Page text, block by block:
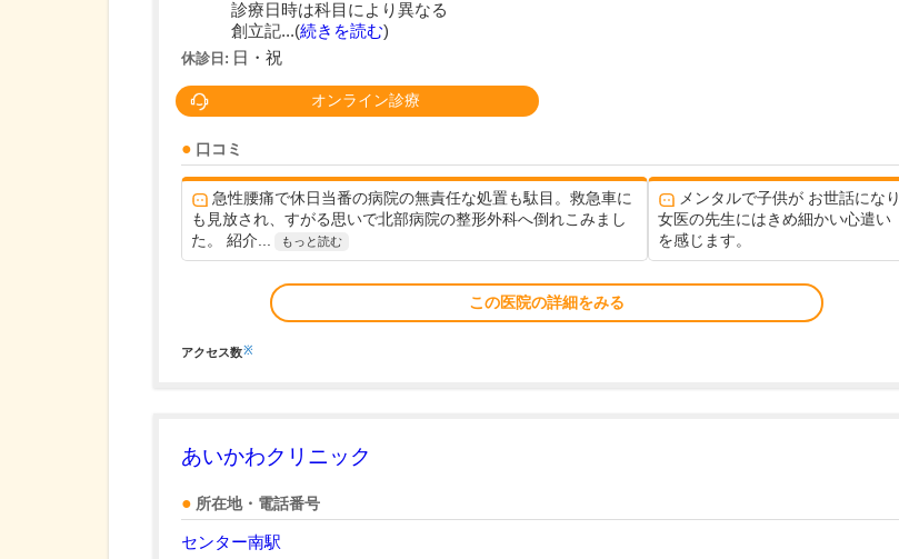
診療日時は科目により異なる
創立記...(続きを読む)
休診日: 日・祝
オンライン診療
口コミ
急性腰痛で休日当番の病院の無責任な処置も駄目。救急車に
も見放され、すがる思いで北部病院の整形外科へ倒れこみまし
た。 紹介...
もっと読む
メンタルで子供が お世話になり
女医の先生にはきめ細かい心遣い
を感じます。
この医院の詳細をみる
アクセス数※
あいかわクリニック
所在地・電話番号
センター南駅